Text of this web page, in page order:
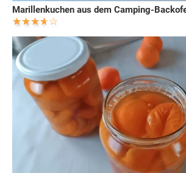
Marillenkuchen aus dem Camping-